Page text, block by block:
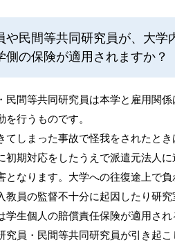
や民間等共同研究員が、大
側の保険が適用されますか？
民間等共同研究員は本学と雇用関
を行うものです。
てしまった事故で怪我をされたと
初期対応をしたうえで派遣元法人
となります。大学への往復途上で負
教員の監督不十分に起因したり研
学生個人の賠償責任保険が適用され
究員・民間等共同研究員が引き起